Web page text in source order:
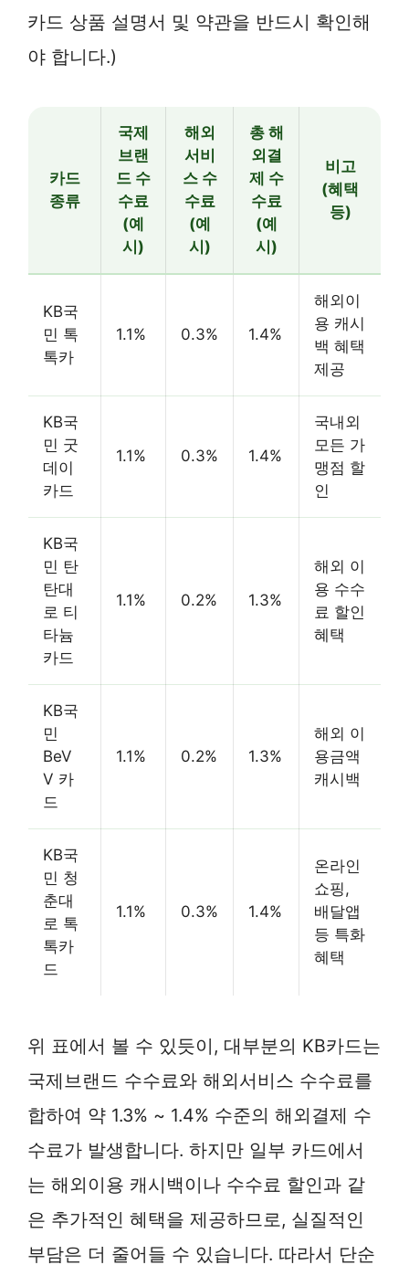
카드 상품 설명서 및 약관을 반드시 확인해
야 합니다.)
카드
종류
국제
브랜
드 수
수료
(예
시)
해외
서비
스 수
수료
(예
시)
총 해
외결
제 수
수료
(예
시)
비고
(혜택
등)
KB국
민 톡
톡카
1.1% 0.3% 1.4%
해외이
용 캐시
백 혜택
제공
KB국
민 굿
데이
카드
1.1% 0.3% 1.4%
국내외
모든 가
맹점 할
인
KB국
민 탄
탄대
로 티
타늄
카드
1.1% 0.2% 1.3%
해외 이
용 수수
료 할인
혜택
KB국
민
BeV
V 카
드
1.1% 0.2% 1.3%
해외 이
용금액
캐시백
KB국
민 청
춘대
로 톡
톡카
드
1.1% 0.3% 1.4%
온라인
쇼핑,
배달앱
등 특화
혜택
위 표에서 볼 수 있듯이, 대부분의 KB카드는
국제브랜드 수수료와 해외서비스 수수료를
합하여 약 1.3% ~ 1.4% 수준의 해외결제 수
수료가 발생합니다. 하지만 일부 카드에서
는 해외이용 캐시백이나 수수료 할인과 같
은 추가적인 혜택을 제공하므로, 실질적인
부담은 더 줄어들 수 있습니다. 따라서 단순